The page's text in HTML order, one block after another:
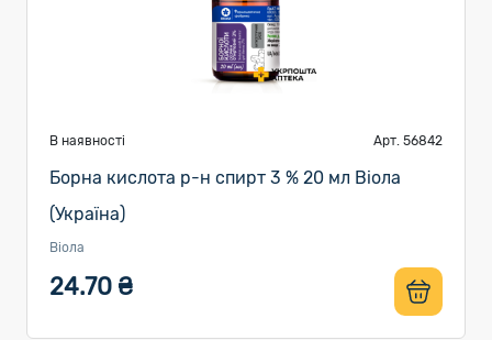
В наявності Арт. 56842
Борна кислота р-н спирт 3 % 20 мл Віола
(Україна)
Віола
24.70 ₴